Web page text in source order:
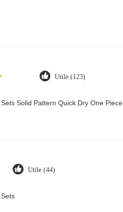
Utile (123)
Solid Pattern Quick Dry One Piece
Utile (44)